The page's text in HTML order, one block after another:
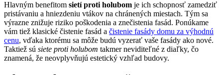
Hlavným benefitom sietí proti holubom je ich schopnosť zamedziť
pristávaniu a hniezdeniu vtákov na chránených miestach. Tým sa
výrazne znižuje riziko poškodenia a znečistenia fasád. Ponúkame
vám tiež klasické čistenie fasád a čistenie fasády domu za výhodnú
cenu, vďaka ktorému sa môže budú vyzerať vaše fasády ako nové.
Taktiež sú siete proti holubom takmer neviditeľné z diaľky, čo
znamená, že neovplyvňujú estetický vzhľad budovy.